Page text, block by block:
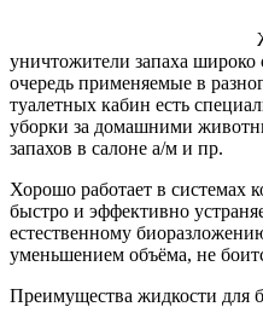
уничтожители запаха широко
очередь применяемые в
туалетных кабин есть
уборки за домашними
запахов в салоне а/м и пр.
Хорошо работает в системах
быстро и эффективно
естественному
уменьшением объёма, не
Преимущества жидкости для